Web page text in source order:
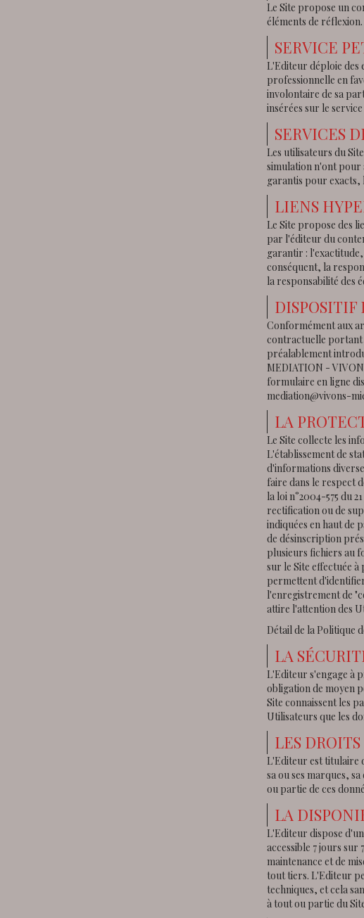
Le Site propose un
éléments de
SERVICE
L'Editeur déploie des
professionnelle en
involontaire de sa
insérées sur le
SERVICES
Les utilisateurs du
simulation n'ont pour
garantis pour exacts,
LIENS
Le Site propose des
par l'éditeur du
garantir :
conséquent, la
la responsabilité des
Conformément aux
contractuelle portant
préalablement
MEDIATION -
formulaire en ligne
mediation@vivons-
LA
Le Site collecte les
L'établissement de
d'informations
faire dans le respect
la loi n°2004-575 du
rectification ou de
indiquées en haut de
de désinscription
plusieurs fichiers au
sur le Site effectuée
permettent
l'enregistrement de
attire l'attention des
Détail de la Politique
LA
L'Editeur s'engage à
obligation de moyen
Site connaissent les
Utilisateurs que les
LES
L'Editeur est titulaire
sa ou ses marques,
ou partie de ces
LA
L'Editeur dispose
accessible 7 jours sur
maintenance et de
tout tiers. L'Editeur
techniques, et cela
à tout ou partie du